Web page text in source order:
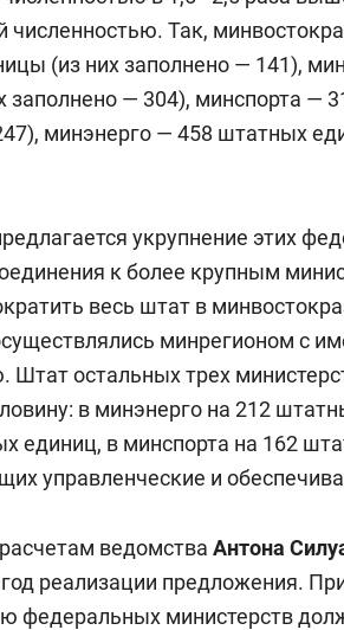
численностью. Так,
(из них заполнено — 141),
заполнено — 304), минспорта —
минэнерго — 458 штатных
укрупнение этих
к более крупным
весь штат в
минрегионом с
Штат остальных трех
в минэнерго на 212
единиц, в минспорта на 162
управленческие и
ведомства Антона
реализации предложения.
федеральных министерств